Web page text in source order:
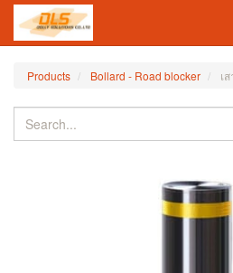
Products Bollard - Road blocker เ